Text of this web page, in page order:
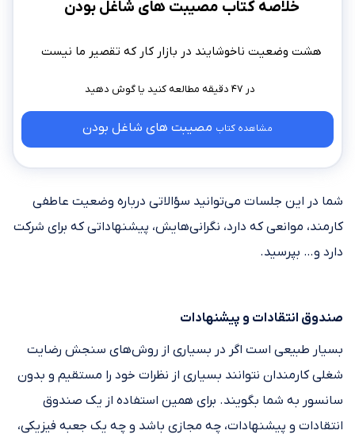
خلاصه کتاب مصیبت های شاغل بودن
هشت وضعیت ناخوشایند در بازار کار که تقصیر ما نیست
در ۴۷ دقیقه مطالعه کنید
مشاهده کتاب مصیبت های شاغل بودن
شما در این جلسات می‌توانید سؤالاتی درباره وضعیت عاطفی
کارمند، موانعی که دارد، نگرانی‌هایش، پیشنهاداتی که برای شرکت
دارد و… بپرسید.
صندوق انتقادات و پیشنهادات
بسیار طبیعی است اگر در بسیاری از روش‌های سنجش رضایت
شغلی کارمندان نتوانند بسیاری از نظرات خود را مستقیم و بدون
سانسور به شما بگویند. برای همین استفاده از یک صندوق
انتقادات و پیشنهادات، چه مجازی باشد و چه یک جعبه فیزیکی،